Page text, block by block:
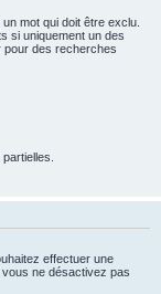
mot qui doit être exclu.
si uniquement un des
pour des recherches
effectuer une
ne désactivez pas